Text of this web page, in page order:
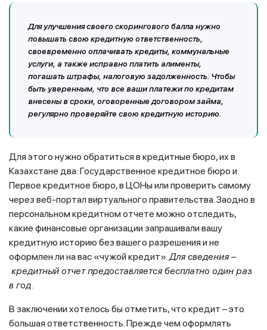
Для улучшения своего скорингового балла нужно
повышать свою кредитную ответственность,
своевременно оплачивать кредиты, коммунальные
услуги, а также исправно платить алименты,
погашать штрафы, налоговую задолженность. Чтобы
быть уверенным, что все ваши платежи по кредитам
внесены в сроки, оговоренные договором займа,
регулярно проверяйте свою кредитную историю.
Для этого нужно обратиться в кредитные бюро, их в
Казахстане два: Государственное кредитное бюро и
Первое кредитное бюро, в ЦОНы или проверить самому
через веб-портал виртуального правительства. Заодно в
персональном кредитном отчете можно отследить,
какие финансовые организации запрашивали вашу
кредитную историю без вашего разрешения и не
оформлен ли на вас «чужой кредит».Для сведения–
кредитный отчет предоставляется бесплатно один раз
в год.
В заключении хотелось бы отметить, что кредит – это
большая ответственность. Прежде чем оформлять